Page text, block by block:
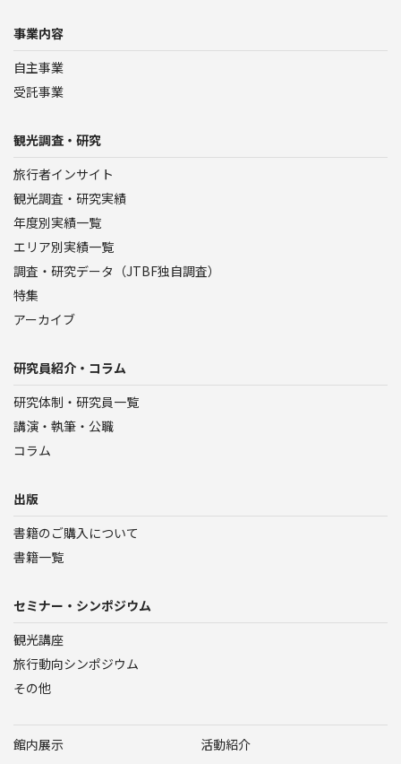
事業内容
自主事業
受託事業
観光調査・研究
旅行者インサイト
観光調査・研究実績
年度別実績一覧
エリア別実績一覧
調査・研究データ（JTBF独自調査）
特集
アーカイブ
研究員紹介・コラム
研究体制・研究員一覧
講演・執筆・公職
コラム
出版
書籍のご購入について
書籍一覧
セミナー・シンポジウム
観光講座
旅行動向シンポジウム
その他
館内展示
活動紹介